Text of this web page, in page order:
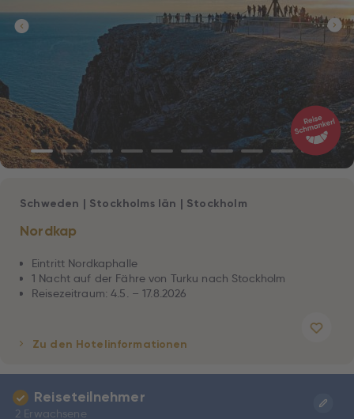
Nordkap
Schweden | Stockholms Iän | Stockholm
Eintritt Nordkaphalle
1 Nacht auf der Fähre von Turku nach Stockholm
Reisezeitraum: 4.5. – 17.8.2026
Zu den Hotelinformationen
Reiseteilnehmer
2 Erwachsene